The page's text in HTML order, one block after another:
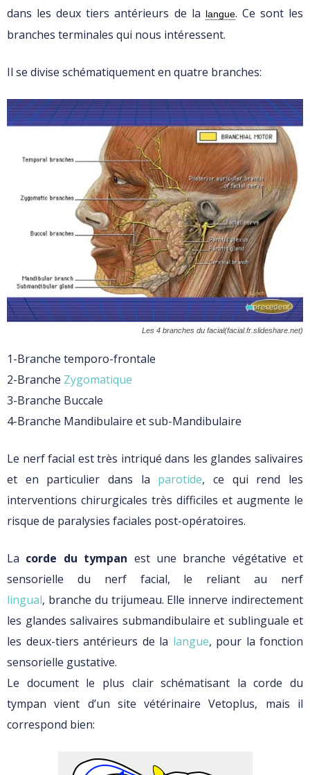
dans les deux tiers antérieurs de la langue. Ce sont les
branches terminales qui nous intéressent.
Il se divise schématiquement en quatre branches:
Les 4 branches du facial(facial.fr.slideshare.net)
1-Branche temporo-frontale
2-Branche Zygomatique
3-Branche Buccale
4-Branche Mandibulaire et sub-Mandibulaire
Le nerf facial est très intriqué dans les glandes salivaires
et en particulier dans la parotide, ce qui rend les
interventions chirurgicales très difficiles et augmente le
risque de paralysies faciales post-opératoires.
La corde du tympan est une branche végétative et
sensorielle du nerf facial, le reliant au nerf
lingual, branche du trijumeau. Elle innerve indirectement
les glandes salivaires submandibulaire et sublinguale et
les deux-tiers antérieurs de la langue, pour la fonction
sensorielle gustative.
Le document le plus clair schématisant la corde du
tympan vient d’un site vétérinaire Vetoplus, mais il
correspond bien: